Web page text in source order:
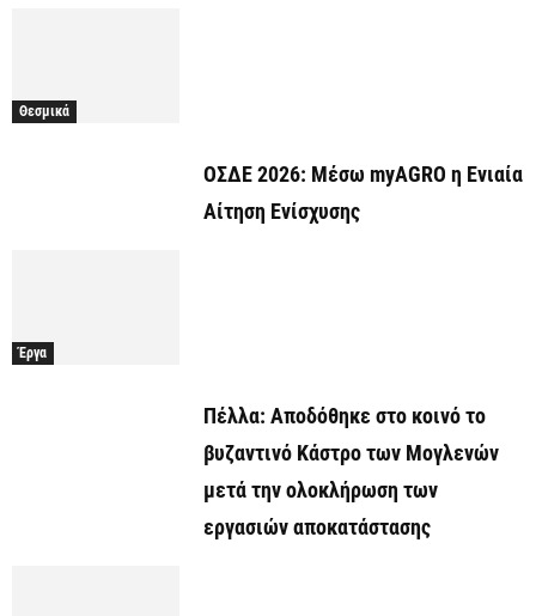
Θεσμικά
ΟΣΔΕ 2026: Μέσω myAGRO η Ενιαία
Αίτηση Ενίσχυσης
Έργα
Πέλλα: Αποδόθηκε στο κοινό το
βυζαντινό Κάστρο των Μογλενών
μετά την ολοκλήρωση των
εργασιών αποκατάστασης